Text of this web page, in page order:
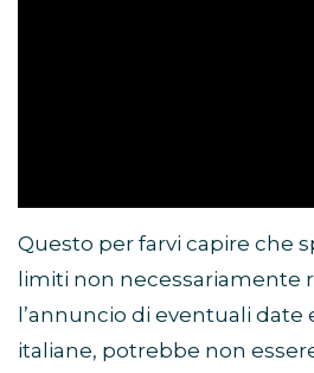
Questo per farvi capire che
limiti non necessariamente
l’annuncio di eventuali
italiane, potrebbe non